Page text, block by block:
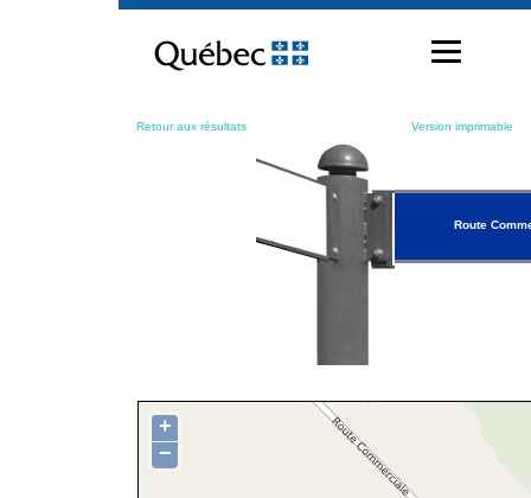
contenu
Retour aux résultats Version imprimable
Route
+
−